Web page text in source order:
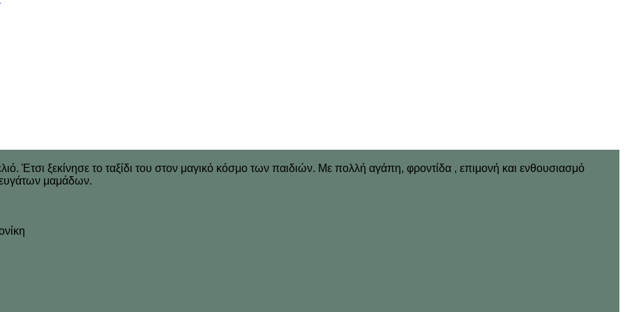
Έτσι ξεκίνησε το ταξίδι του στον μαγικό κόσμο των παιδιών. Με πολλή αγάπη, φροντίδα , επιμονή και ενθουσιασμό
μαμάδων.